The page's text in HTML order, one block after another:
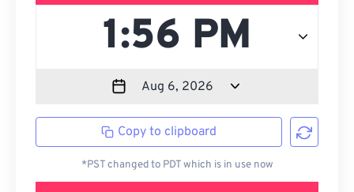
Copy to clipboard
*PST changed to PDT which is in use now